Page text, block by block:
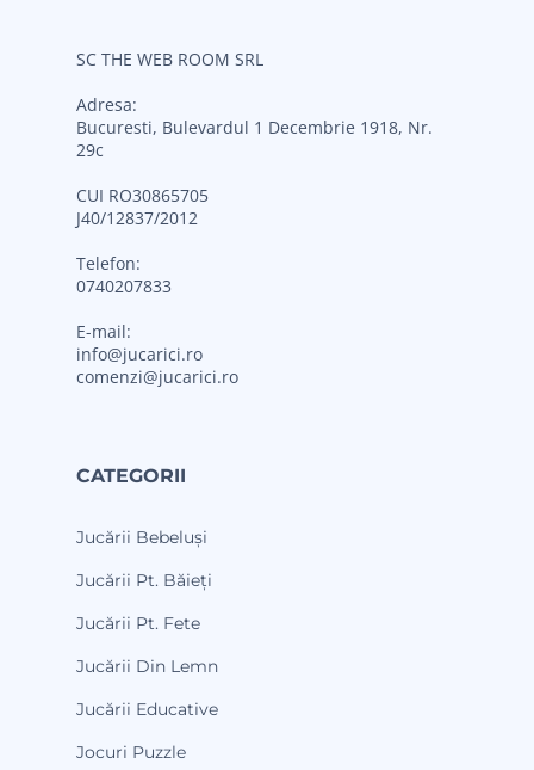
SC THE WEB ROOM SRL
Adresa:
Bucuresti, Bulevardul 1 Decembrie 1918, Nr.
29c
CUI RO30865705
J40/12837/2012
Telefon:
0740207833
E-mail:
info@jucarici.ro
comenzi@jucarici.ro
CATEGORII
Jucării Bebeluși
Jucării Pt. Băieți
Jucării Pt. Fete
Jucării Din Lemn
Jucării Educative
Jocuri Puzzle